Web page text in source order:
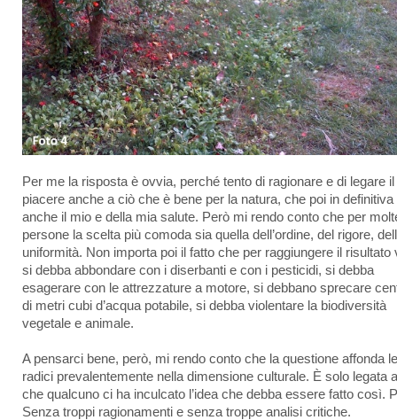
Per me la risposta è ovvia, perché tento di ragionare e di legare
piacere anche a ciò che è bene per la natura, che poi in definitiva
anche il mio e della mia salute. Però mi rendo conto che per
persone la scelta più comoda sia quella dell’ordine, del rigore,
uniformità. Non importa poi il fatto che per raggiungere il risultato
si debba abbondare con i diserbanti e con i pesticidi, si debba
esagerare con le attrezzature a motore, si debbano sprecare
di metri cubi d’acqua potabile, si debba violentare la biodiversità
vegetale e animale.
A pensarci bene, però, mi rendo conto che la questione affonda
radici prevalentemente nella dimensione culturale. È solo legata
che qualcuno ci ha inculcato l’idea che debba essere fatto così.
Senza troppi ragionamenti e senza troppe analisi critiche.